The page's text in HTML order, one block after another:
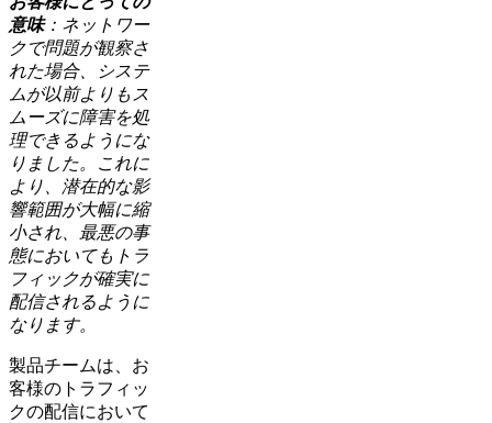
意味：ネットワー
クで問題が観察さ
れた場合、システ
ムが以前よりもス
ムーズに障害を処
理できるようにな
りました。これに
より、潜在的な影
響範囲が大幅に縮
小され、最悪の事
態においてもトラ
フィックが確実に
配信されるように
なります。
製品チームは、お
客様のトラフィッ
クの配信において